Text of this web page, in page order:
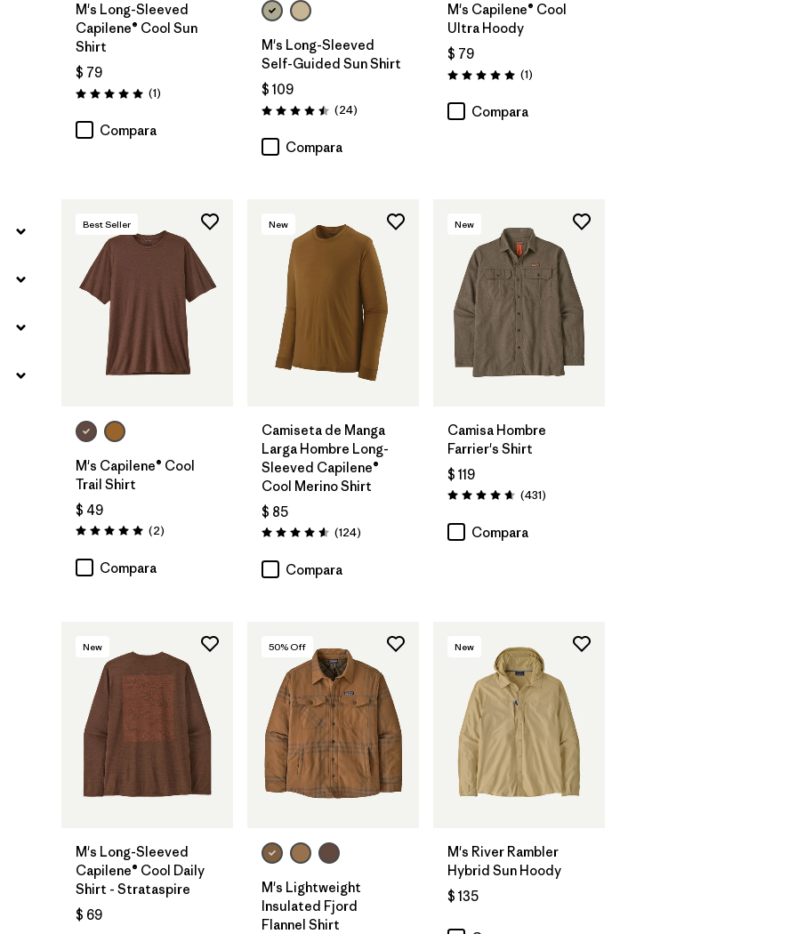
M's Long-Sleeved
Capilene® Cool Sun
Shirt
$ 79
Valoración: 5.0 / 5
(1Comentarios
)
Compara
M's Long-Sleeved
Self-Guided Sun Shirt
$ 109
Valoración: 4.5 / 5
(24Comentarios
)
Compara
M's Capilene® Cool
Ultra Hoody
$ 79
Valoración: 5.0 / 5
(1Comentarios
)
Compara
Best Seller
M's Capilene® Cool
Trail Shirt
$ 49
Valoración: 5.0 / 5
(2Comentarios
)
Compara
New
Camiseta de Manga
Larga Hombre Long-
Sleeved Capilene®
Cool Merino Shirt
$ 85
Valoración: 4.6 / 5
(124Comentarios
)
Compara
New
Camisa Hombre
Farrier's Shirt
$ 119
Valoración: 4.7 / 5
(431Comentarios
)
Compara
New
M's Long-Sleeved
Capilene® Cool Daily
Shirt - Strataspire
$ 69
50% Off
M's Lightweight
Insulated Fjord
Flannel Shirt
New
M's River Rambler
Hybrid Sun Hoody
$ 135